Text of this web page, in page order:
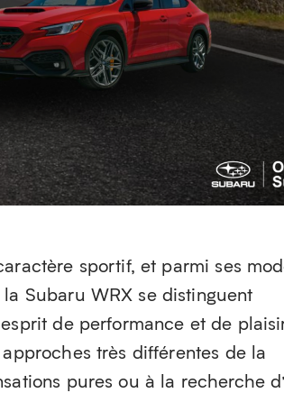
sportif, et parmi ses
Subaru WRX se distinguent
de performance et de
très différentes de la
pures ou à la recherche